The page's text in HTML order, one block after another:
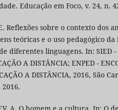
Educação em Foco, v. 24, n.
Reflexões sobre o contexto dos
teóricas e o uso pedagógico
diferentes linguagens. In: SIED -
A DISTÂNCIA; ENPED -
A DISTÂNCIA, 2016, São
2016.